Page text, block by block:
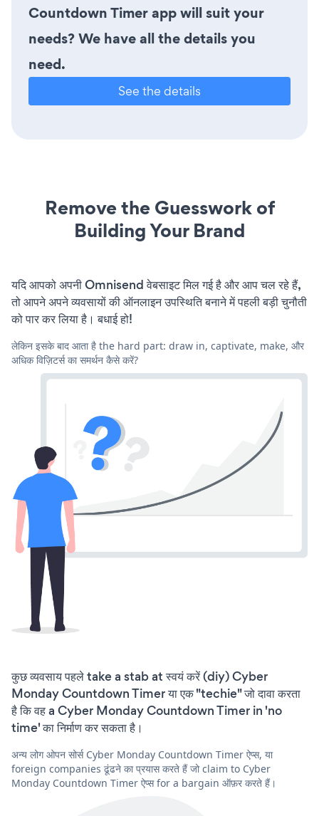
Countdown Timer app will suit your
needs? We have all the details you
need.
See the details
Remove the Guesswork of
Building Your Brand
यदि आपको अपनी Omnisend वेबसाइट मिल गई है और आप चल रहे हैं,
तो आपने अपने व्यवसायों की ऑनलाइन उपस्थिति बनाने में पहली बड़ी चुनौती
को पार कर लिया है। बधाई हो!
लेकिन इसके बाद आता है the hard part: draw in, captivate, make, और
अधिक विज़िटर्स का समर्थन कैसे करें?
कुछ व्यवसाय पहले take a stab at स्वयं करें (diy) Cyber
Monday Countdown Timer या एक "techie" जो दावा करता
है कि वह a Cyber Monday Countdown Timer in 'no
time' का निर्माण कर सकता है।
अन्य लोग ओपन सोर्स Cyber Monday Countdown Timer ऐप्स, या
foreign companies ढूंढने का प्रयास करते हैं जो claim to Cyber
Monday Countdown Timer ऐप्स for a bargain ऑफ़र करते हैं।